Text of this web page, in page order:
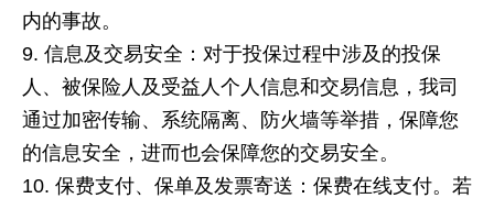
内的事故。
信息及交易安全：对于投保过程中涉及的投保
人、被保险人及受益人个人信息和交易信息，我司
通过加密传输、系统隔离、防火墙等举措，保障您
的信息安全，进而也会保障您的交易安全。
保费支付、保单及发票寄送：保费在线支付。若